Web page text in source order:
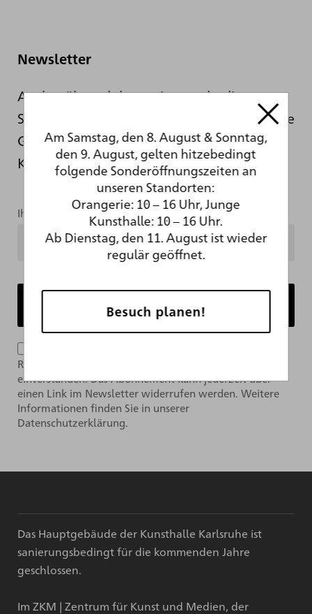
Newsletter
Auch während der sanierungsbedingten
Schließung informieren wir Sie hier über die
Geschehnisse hinter den Kulissen der
Kunsthalle.
Ihre Mailadresse
Rahmen des Newsletter-Abonnements per E-Mail
einverstanden. Das Abonnement kann jederzeit über
einen Link im Newsletter widerrufen werden. Weitere
Informationen finden Sie in unserer
Datenschutzerklärung.
Das Hauptgebäude der Kunsthalle Karlsruhe ist
sanierungsbedingt für die kommenden Jahre
geschlossen.
Im ZKM | Zentrum für Kunst und Medien, der
Am Samstag, den 8. August & Sonntag,
den 9. August, gelten hitzebedingt
folgende Sonderöffnungszeiten an
unseren Standorten:
Orangerie: 10 – 16 Uhr, Junge
Kunsthalle: 10 – 16 Uhr.
Ab Dienstag, den 11. August ist wieder
regulär geöffnet.
Besuch planen!